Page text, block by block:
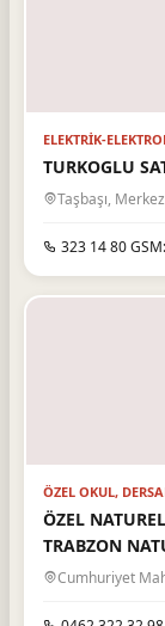
ELEKTRIK-
TURKOGLU
Taşbaşı,
323 14 80
ÖZEL OKUL,
ÖZEL
TRABZON
Cumhuriyet